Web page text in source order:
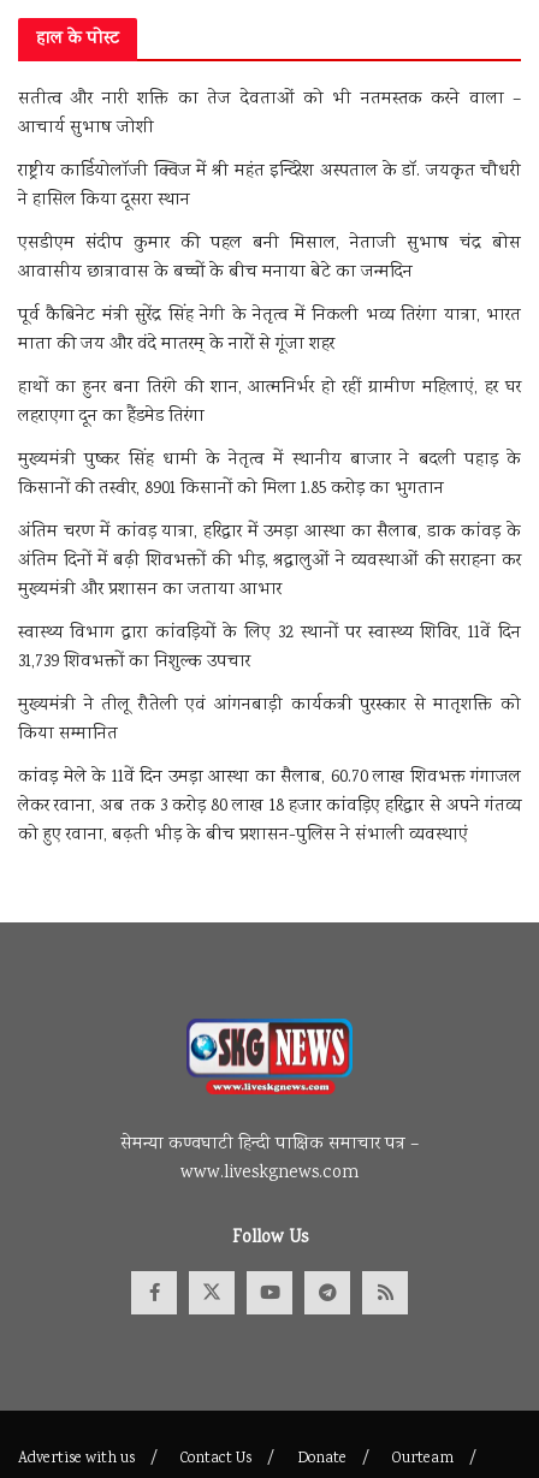
हाल के पोस्ट
सतीत्व और नारी शक्ति का तेज देवताओं को भी नतमस्तक करने वाला –
आचार्य सुभाष जोशी
राष्ट्रीय कार्डियोलॉजी क्विज में श्री महंत इन्दिरेश अस्पताल के डॉ. जयकृत चौधरी
ने हासिल किया दूसरा स्थान
एसडीएम संदीप कुमार की पहल बनी मिसाल, नेताजी सुभाष चंद्र बोस
आवासीय छात्रावास के बच्चों के बीच मनाया बेटे का जन्मदिन
पूर्व कैबिनेट मंत्री सुरेंद्र सिंह नेगी के नेतृत्व में निकली भव्य तिरंगा यात्रा, भारत
माता की जय और वंदे मातरम् के नारों से गूंजा शहर
हाथों का हुनर बना तिरंगे की शान, आत्मनिर्भर हो रहीं ग्रामीण महिलाएं, हर घर
लहराएगा दून का हैंडमेड तिरंगा
मुख्यमंत्री पुष्कर सिंह धामी के नेतृत्व में स्थानीय बाजार ने बदली पहाड़ के
किसानों की तस्वीर, 8901 किसानों को मिला 1.85 करोड़ का भुगतान
अंतिम चरण में कांवड़ यात्रा, हरिद्वार में उमड़ा आस्था का सैलाब, डाक कांवड़ के
अंतिम दिनों में बढ़ी शिवभक्तों की भीड़, श्रद्धालुओं ने व्यवस्थाओं की सराहना कर
मुख्यमंत्री और प्रशासन का जताया आभार
स्वास्थ्य विभाग द्वारा कांवड़ियों के लिए 32 स्थानों पर स्वास्थ्य शिविर, 11वें दिन
31,739 शिवभक्तों का निशुल्क उपचार
मुख्यमंत्री ने तीलू रौतेली एवं आंगनबाड़ी कार्यकत्री पुरस्कार से मातृशक्ति को
किया सम्मानित
कांवड़ मेले के 11वें दिन उमड़ा आस्था का सैलाब, 60.70 लाख शिवभक्त गंगाजल
लेकर रवाना, अब तक 3 करोड़ 80 लाख 18 हजार कांवड़िए हरिद्वार से अपने गंतव्य
को हुए रवाना, बढ़ती भीड़ के बीच प्रशासन-पुलिस ने संभाली व्यवस्थाएं
सेमन्या कण्वघाटी हिन्दी पाक्षिक समाचार पत्र –
www.liveskgnews.com
Follow Us
Advertise with us Contact Us Donate
Ourteam